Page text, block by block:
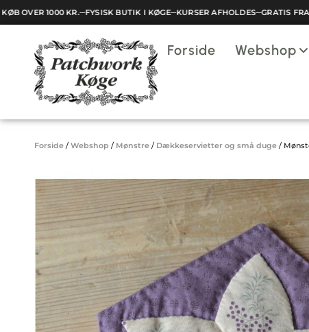
OVER 1000 KR.─FYSISK BUTIK I KØGE─KURSER AFHOLDES─GRATIS
Forside Webshop
Indkøbskurv
Din kurv er tom.
Forside / Webshop / Mønstre / Dækkeservietter og små duge /